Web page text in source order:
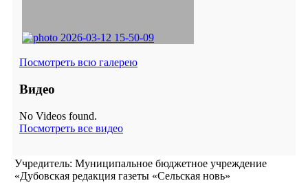
Посмотреть всю галерею
Видео
No Videos found.
Посмотреть все видео
Учредитель: Муниципальное бюджетное учреждение
«Дубовская редакция газеты «Сельская новь»